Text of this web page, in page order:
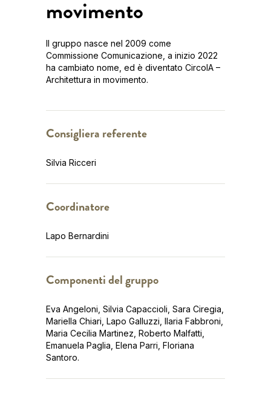
movimento
Il gruppo nasce nel 2009 come
Commissione Comunicazione, a inizio 2022
ha cambiato nome, ed è diventato CircolA –
Architettura in movimento.
Consigliera referente
Silvia Ricceri
Coordinatore
Lapo Bernardini
Componenti del gruppo
Eva Angeloni, Silvia Capaccioli, Sara Ciregia,
Mariella Chiari, Lapo Galluzzi, Ilaria Fabbroni,
Maria Cecilia Martinez, Roberto Malfatti,
Emanuela Paglia, Elena Parri, Floriana
Santoro.